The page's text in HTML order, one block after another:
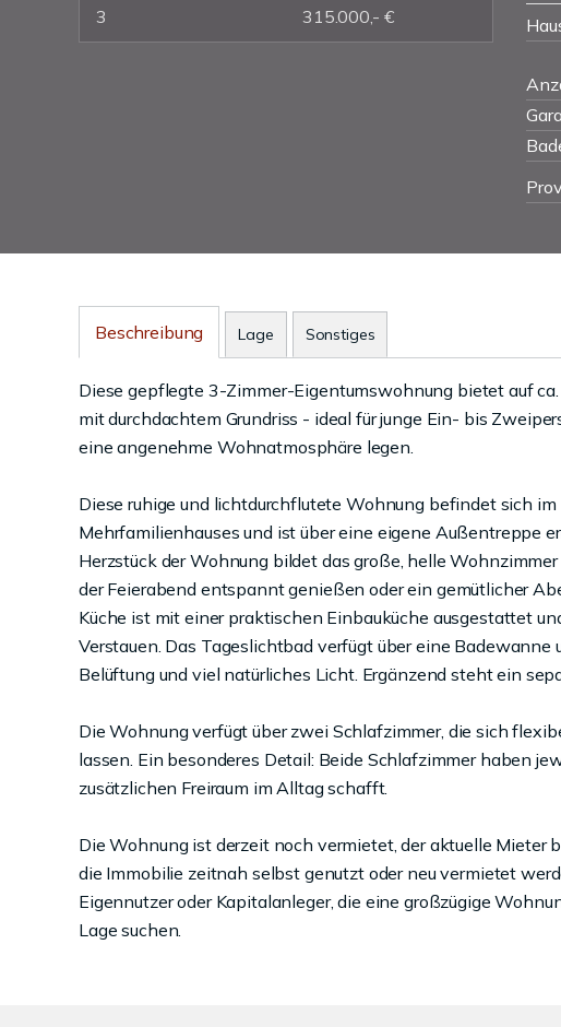
3
315.000,- €
Beschreibung Lage Sonstiges
Diese gepflegte 3-Zimmer-Eigentumswohnung bietet auf
mit durchdachtem Grundriss - ideal für junge Ein- bis
eine angenehme Wohnatmosphäre legen.
Diese ruhige und lichtdurchflutete Wohnung befindet sich
Mehrfamilienhauses und ist über eine eigene Außentreppe
Herzstück der Wohnung bildet das große, helle
der Feierabend entspannt genießen oder ein gemütlicher
Küche ist mit einer praktischen Einbauküche ausgestattet
Verstauen. Das Tageslichtbad verfügt über eine
Belüftung und viel natürliches Licht. Ergänzend steht ein
Die Wohnung verfügt über zwei Schlafzimmer, die sich
lassen. Ein besonderes Detail: Beide Schlafzimmer haben
zusätzlichen Freiraum im Alltag schafft.
Die Wohnung ist derzeit noch vermietet, der aktuelle Mieter
die Immobilie zeitnah selbst genutzt oder neu vermietet
Eigennutzer oder Kapitalanleger, die eine großzügige
Lage suchen.